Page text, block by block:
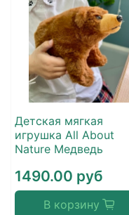
Детская мягкая
игрушка All About
Nature Медведь
1490.00 руб
В корзину